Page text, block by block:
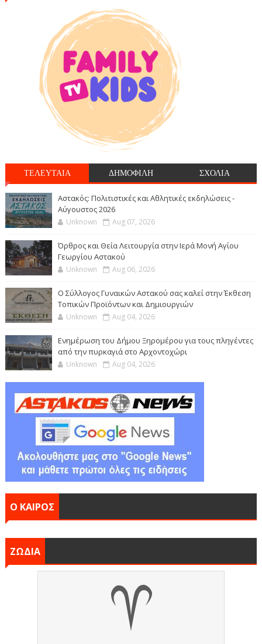
ΤΕΛΕΥΤΑΙΑ ΔΗΜΟΦΙΛΗ ΣΧΟΛΙΑ
Αστακός: Πολιτιστικές και Αθλητικές εκδηλώσεις -
Αύγουστος 2026
Unknown Aug 07, 2026
Όρθρος και Θεία Λειτουργία στην Ιερά Μονή Αγίου
Γεωργίου Αστακού
Unknown Aug 06, 2026
Ο Σύλλογος Γυναικών Αστακού σας καλεί στην Έκθεση
Τοπικών Προϊόντων και Δημιουργιών
Unknown Aug 04, 2026
Ενημέρωση του Δήμου Ξηρομέρου για τους πληγέντες
από την πυρκαγιά στο Αρχοντοχώρι
Unknown Aug 04, 2026
Ο ΚΑΙΡΟΣ
ΖΩΔΙΑ